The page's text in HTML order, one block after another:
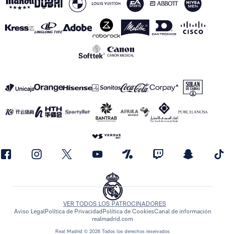
Real Madrid © 2026 Todos los derechos reservados
VER TODOS LOS PATROCINADORES
Aviso LegalPolítica de PrivacidadPolítica de CookiesCanal de información
realmadrid.com